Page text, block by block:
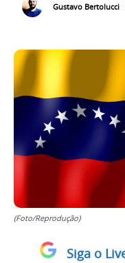
Gustavo Bertolucci
(Foto/Reprodução)
Siga o